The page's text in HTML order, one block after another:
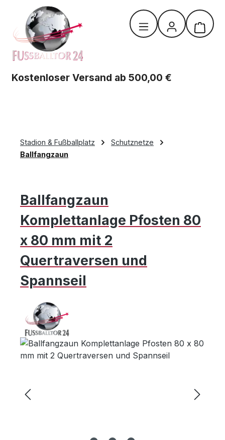
Zum Hauptinhalt springen
Kostenloser Versand ab 500,00 €
Stadion & Fußballplatz
Schutznetze
Ballfangzaun
Ballfangzaun
Komplettanlage Pfosten 80
x 80 mm mit 2
Quertraversen und
Spannseil
Bildergalerie überspringen